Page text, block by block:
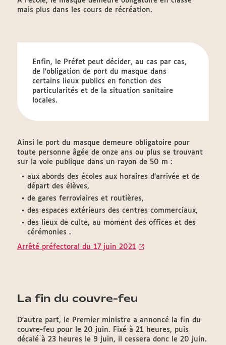
mais plus dans les cours de récréation.
Enfin, le Préfet peut décider, au cas par cas,
de l'obligation de port du masque dans
certains lieux publics en fonction des
particularités et de la situation sanitaire
locales.
Ainsi le port du masque demeure obligatoire pour
toute personne âgée de onze ans ou plus se trouvant
sur la voie publique dans un rayon de 50 m :
aux abords des écoles aux horaires d’arrivée et de
départ des élèves,
de gares ferroviaires et routières,
des espaces extérieurs des centres commerciaux,
des lieux de culte, au moment des offices et des
cérémonies .
Arrêté préfectoral du 17 juin 2021
La fin du couvre-feu
D'autre part, le Premier ministre a annoncé la fin du
couvre-feu pour le 20 juin. Fixé à 21 heures, puis
décalé à 23 heures le 9 juin, il cessera donc le 20 juin.